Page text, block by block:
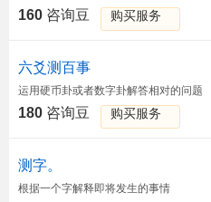
160 咨询豆 购买服务
六爻测百事
运用硬币卦或者数字卦解答相对的问题
180 咨询豆 购买服务
测字。
根据一个字解释即将发生的事情